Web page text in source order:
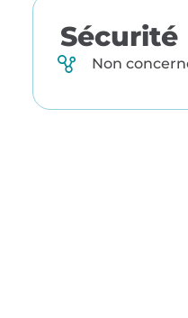
Sécurité
Non